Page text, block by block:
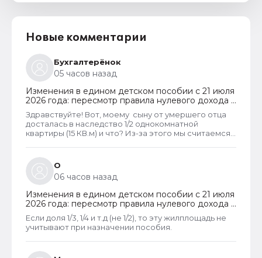
Новые комментарии
Бухгалтерёнок
05 часов назад
Изменения в едином детском пособии с 21 июля
2026 года: пересмотр правила нулевого дохода и
новый порядок оформления пособий по месту
пребывания
Здравствуйте! Вот, моему сыну от умершего отца
досталась в наследство 1/2 однокомнатной
квартиры (15 КВ.м) и что? Из-за этого мы считаемся
наследства играют роль.
О
06 часов назад
Изменения в едином детском пособии с 21 июля
2026 года: пересмотр правила нулевого дохода и
новый порядок оформления пособий по месту
пребывания
Если доля 1/3, 1/4 и т.д (не 1/2), то эту жилплощадь не
учитывают при назначении пособия.